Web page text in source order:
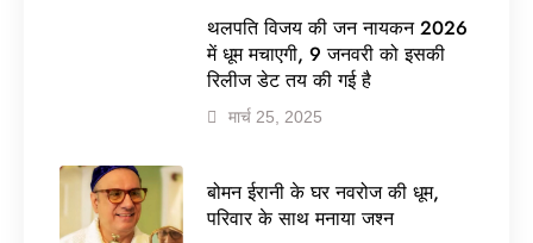
थलपति विजय की जन नायकन 2026
में धूम मचाएगी, 9 जनवरी को इसकी
रिलीज डेट तय की गई है
मार्च 25, 2025
बोमन ईरानी के घर नवरोज की धूम,
परिवार के साथ मनाया जश्न